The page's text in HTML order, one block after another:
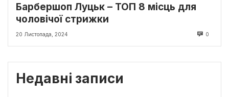
Барбершоп Луцьк – ТОП 8 місць для
чоловічої стрижки
20 Листопада, 2024 0
Недавні записи